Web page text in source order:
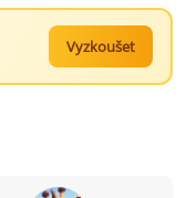
Vyzkoušet